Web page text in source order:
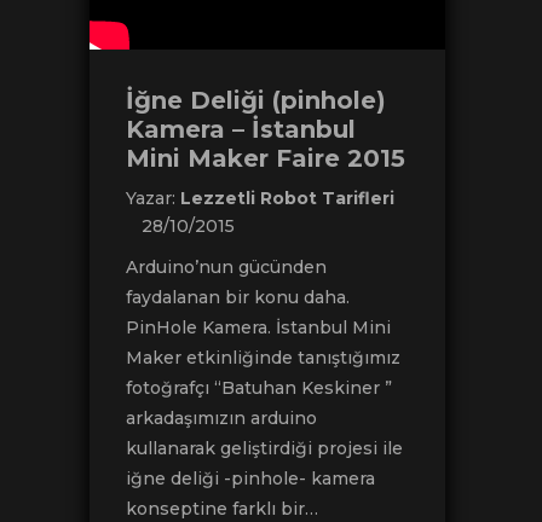
İğne Deliği (pinhole)
Kamera – İstanbul
Mini Maker Faire 2015
Yazar: Lezzetli Robot Tarifleri
28/10/2015
Arduino’nun gücünden
faydalanan bir konu daha.
PinHole Kamera. İstanbul Mini
Maker etkinliğinde tanıştığımız
fotoğrafçı “Batuhan Keskiner ”
arkadaşımızın arduino
kullanarak geliştirdiği projesi ile
iğne deliği -pinhole- kamera
konseptine farklı bir…